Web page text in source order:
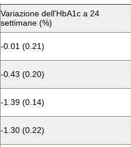
Variazione dell'HbA1c a 24
settimane (%)
-0.01 (0.21)
-0.43 (0.20)
-1.39 (0.14)
-1.30 (0.22)